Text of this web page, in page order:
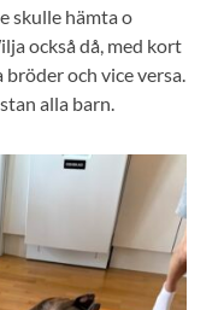
skulle hämta o
också då, med kort
och vice versa.
alla barn.